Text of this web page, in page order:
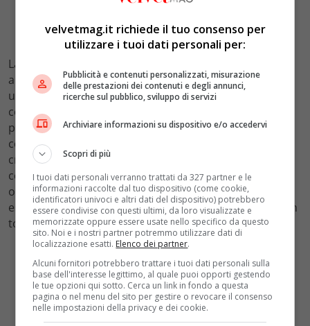
La modella non può fare a meno della moda e torna
ancora una volta al centro dell’attenzione sfoggiando
un micro bikini ultra colorato, a trama floreale. Dai
colori vitaminici, il suo
prontamente ribattezzato dalla modella – ha
conquistato Instagram. Si tratta di un’ultimissima
creazione del suo brand
comode scarpe da ginnastica, calzettoni bianchi e
occhiali da sole. E, sempre via Instagram, ad inizio
estate ha sfoggiato un altro micro bikini combinato con
top floreale e bottom arancio fluo.
velvetmag.it richiede il tuo consenso per
utilizzare i tuoi dati personali per:
Pubblicità e contenuti personalizzati, misurazione
delle prestazioni dei contenuti e degli annunci,
ricerche sul pubblico, sviluppo di servizi
Archiviare informazioni su dispositivo e/o accedervi
Scopri di più
I tuoi dati personali verranno trattati da 327 partner e le
informazioni raccolte dal tuo dispositivo (come cookie,
identificatori univoci e altri dati del dispositivo) potrebbero
essere condivise con questi ultimi, da loro visualizzate e
memorizzate oppure essere usate nello specifico da questo
sito. Noi e i nostri partner potremmo utilizzare dati di
localizzazione esatti. Elenco dei partner.
Alcuni fornitori potrebbero trattare i tuoi dati personali sulla
base dell'interesse legittimo, al quale puoi opporti gestendo
le tue opzioni qui sotto. Cerca un link in fondo a questa
pagina o nel menu del sito per gestire o revocare il consenso
nelle impostazioni della privacy e dei cookie.